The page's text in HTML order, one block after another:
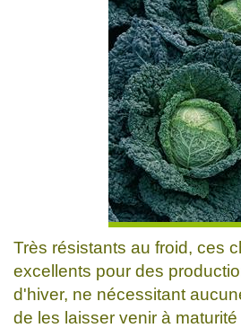
Très résistants au froid, ces
excellents pour des
d'hiver, ne nécessitant
de les laisser venir à